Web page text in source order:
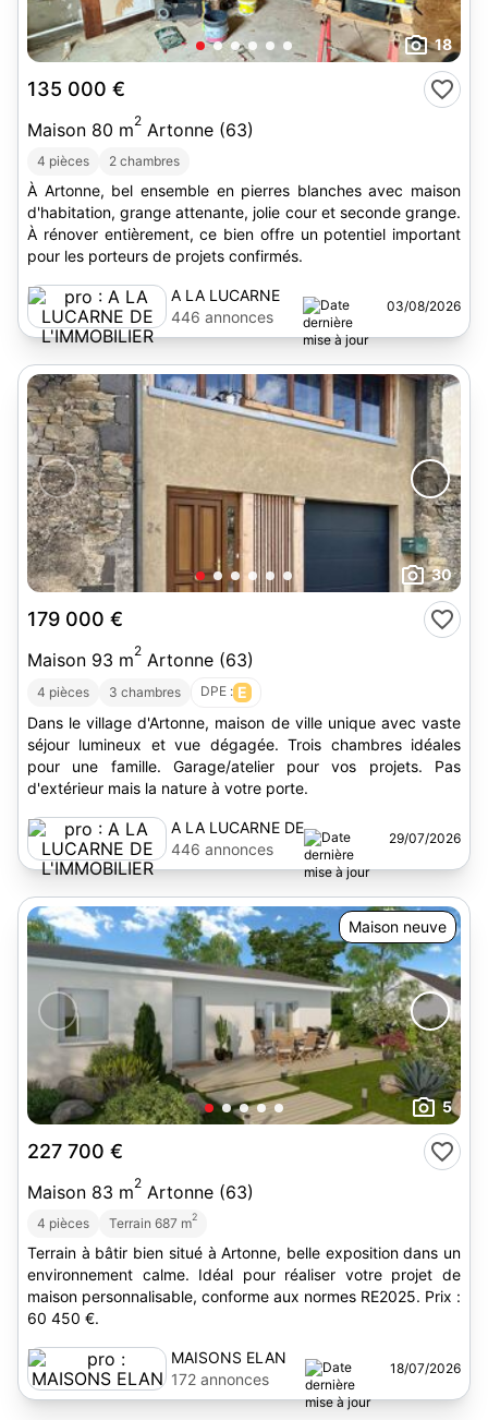
18
135 000 €
Maison 80 m2 Artonne (63)
4 pièces 2 chambres
À Artonne, bel ensemble en pierres blanches avec maison
d'habitation, grange attenante, jolie cour et seconde grange.
À rénover entièrement, ce bien offre un potentiel important
pour les porteurs de projets confirmés.
A LA LUCARNE
DE L'IMMOBILIER
446 annonces
03/08/2026
30
179 000 €
Maison 93 m2 Artonne (63)
4 pièces 3 chambres DPE : E
Dans le village d'Artonne, maison de ville unique avec vaste
séjour lumineux et vue dégagée. Trois chambres idéales
pour une famille. Garage/atelier pour vos projets. Pas
d'extérieur mais la nature à votre porte.
A LA LUCARNE DE
L'IMMOBILIER
446 annonces
29/07/2026
Maison neuve
5
227 700 €
Maison 83 m2 Artonne (63)
4 pièces Terrain 687 m2
Terrain à bâtir bien situé à Artonne, belle exposition dans un
environnement calme. Idéal pour réaliser votre projet de
maison personnalisable, conforme aux normes RE2025. Prix :
60 450 €.
MAISONS ELAN
172 annonces
18/07/2026